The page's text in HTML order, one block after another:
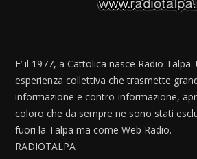
E’ il 1977, a Cattolica nasce Radio
esperienza collettiva che trasmette
informazione e contro-informazione,
coloro che da sempre ne sono stati
fuori la Talpa ma come Web Radio.
RADIOTALPA